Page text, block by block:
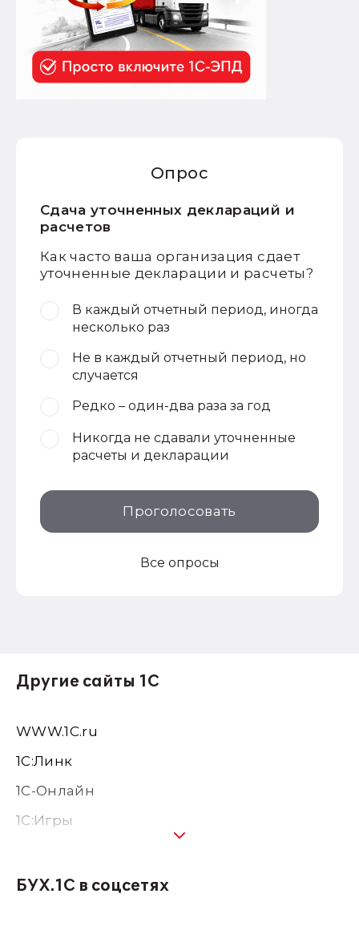
Опрос
Сдача уточненных деклараций и
расчетов
Как часто ваша организация сдает
уточненные декларации и расчеты?
В каждый отчетный период, иногда
несколько раз
Не в каждый отчетный период, но
случается
Редко – один-два раза за год
Никогда не сдавали уточненные
расчеты и декларации
Проголосовать
Все опросы
Другие сайты 1С
WWW.1С.ru
1С:Линк
1С-Онлайн
1C:Игры
1С:Консалтинг
БУХ.1С в соцсетях